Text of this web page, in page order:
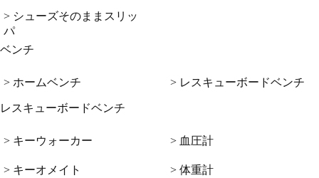
> シューズそのままスリッ
パ
ベンチ
> ホームベンチ > レスキューボードベンチ
レスキューボードベンチ
> キーウォーカー
> キーオメイト
> 血圧計
> 体重計